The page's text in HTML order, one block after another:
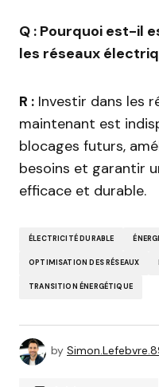
Q : Pourquoi est-il
les réseaux
R : Investir dans les
maintenant est
blocages futurs,
besoins et garantir
efficace et durable.
ÉLECTRICITÉ DURABLE
OPTIMISATION DES RÉSEAUX
TRANSITION ÉNERGÉTIQUE
by